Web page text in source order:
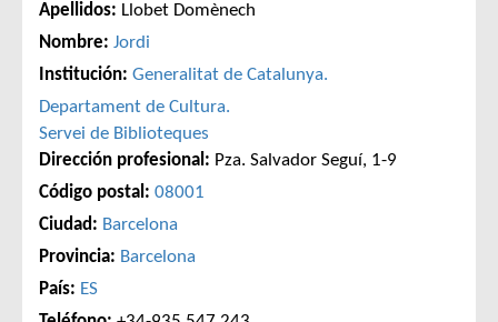
Apellidos: Llobet Domènech
Nombre: Jordi
Institución: Generalitat de Catalunya.
Departament de Cultura.
Servei de Biblioteques
Dirección profesional: Pza. Salvador Seguí, 1-9
Código postal: 08001
Ciudad: Barcelona
Provincia: Barcelona
País: ES